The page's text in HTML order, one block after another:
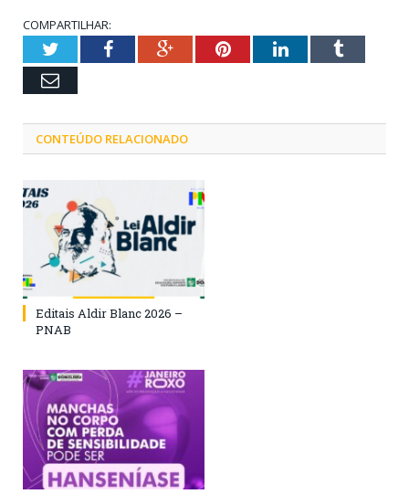
COMPARTILHAR:
TwitterFacebookGoogle+PinterestLinkedInTumblr
Email
CONTEÚDO RELACIONADO
Editais Aldir Blanc 2026 –
PNAB